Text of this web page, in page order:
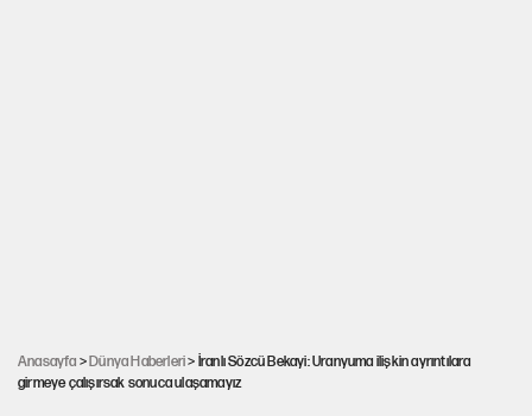
Anasayfa >Dünya Haberleri> İranlı Sözcü Bekayi: Uranyuma ilişkin ayrıntılara
girmeye çalışırsak sonuca ulaşamayız